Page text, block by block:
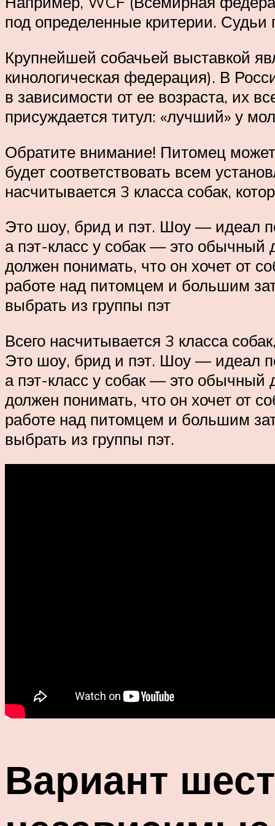
под определенные критерии.
Крупнейшей собачьей выставкой
кинологическая федерация). В
в зависимости от ее возраста, их
присуждается титул: «лучший» у
Обратите внимание! Питомец
будет соответствовать всем
насчитывается 3 класса собак,
Это шоу, брид и пэт. Шоу — идеал
а пэт-класс у собак — это
должен понимать, что он хочет от
работе над питомцем и большим
выбрать из группы пэт
Всего насчитывается 3 класса
Это шоу, брид и пэт. Шоу — идеал
а пэт-класс у собак — это
должен понимать, что он хочет от
работе над питомцем и большим
выбрать из группы пэт.
Вариант